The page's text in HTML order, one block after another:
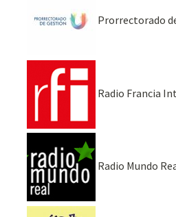
Prorrectorado
Radio Francia
Radio Mundo